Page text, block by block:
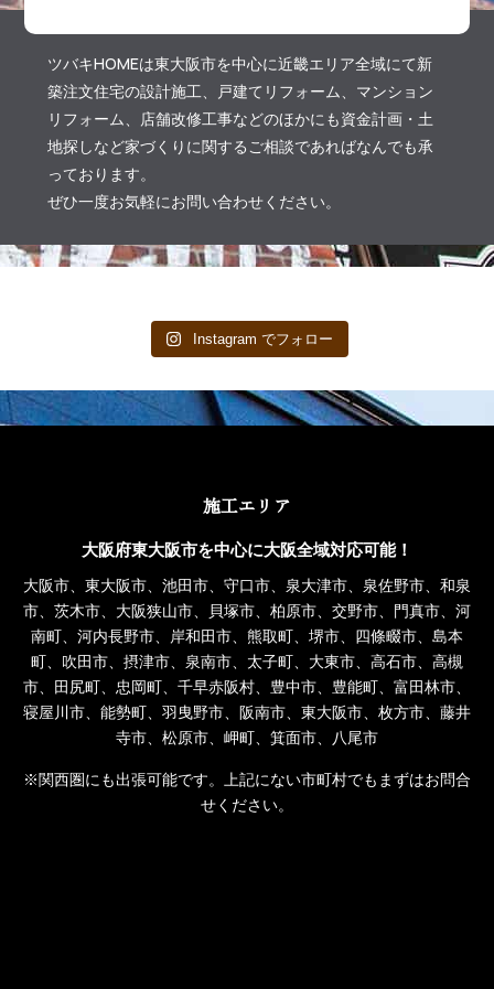
ツバキHOMEは東大阪市を中心に近畿エリア全域にて新
築注文住宅の設計施工、戸建てリフォーム、マンション
リフォーム、店舗改修工事などのほかにも資金計画・土
地探しなど家づくりに関するご相談であればなんでも承
っております。
ぜひ一度お気軽にお問い合わせください。
Instagram でフォロー
施工エリア
大阪府東大阪市を中心に大阪全域対応可能！
大阪市、東大阪市、池田市、守口市、泉大津市、泉佐野市、和泉
市、茨木市、大阪狭山市、貝塚市、柏原市、交野市、門真市、河
南町、河内長野市、岸和田市、熊取町、堺市、四條畷市、島本
町、吹田市、摂津市、泉南市、太子町、大東市、高石市、高槻
市、田尻町、忠岡町、千早赤阪村、豊中市、豊能町、富田林市、
寝屋川市、能勢町、羽曳野市、阪南市、東大阪市、枚方市、藤井
寺市、松原市、岬町、箕面市、八尾市
※関西圏にも出張可能です。上記にない市町村でもまずはお問合
せください。